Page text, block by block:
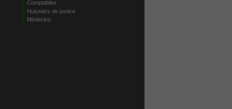
Comptables
Huissiers de justice
Médecins